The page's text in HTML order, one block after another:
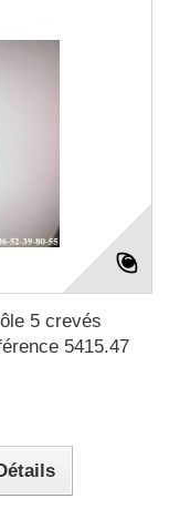
5 crevés
5415.47